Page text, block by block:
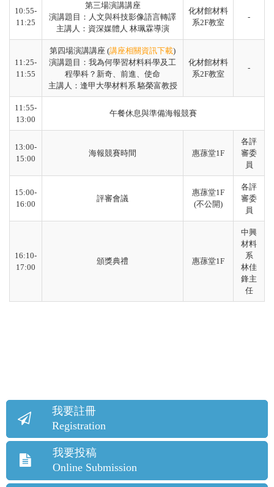
10:55-
11:25
第三場演講講座
演講題目：人文與科技影像語言轉譯
主講人：資深媒體人 林珮霖導演
化材館材料
系2F教室
-
11:25-
11:55
第四場演講講座 (講座相關資訊下載)
演講題目：我為何學習材料科學及工
程學科？新奇、前進、使命
主講人：逢甲大學材料系 駱榮富教授
化材館材料
系2F教室
-
11:55-
13:00
午餐休息與準備海報競賽
13:00-
15:00
海報競賽時間 惠蓀堂1F
各評
審委
員
15:00-
16:00
評審會議
惠蓀堂1F
(不公開)
各評
審委
員
16:10-
17:00
頒獎典禮 惠蓀堂1F
中興
材料
系
林佳
鋒主
任
我要註冊
Registration
我要投稿
Online Submission